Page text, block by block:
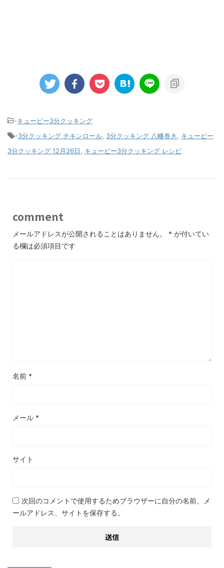
-キューピー3分クッキング
-3分クッキング チキンロール 3分クッキング 八幡巻き
キューピー
3分クッキング 12月26日
キューピー3分クッキング レシピ
comment
メールアドレスが公開されることはありません。 * が付いてい
る欄は必須項目です
名前 *
メール *
サイト
次回のコメントで使用するためブラウザーに自分の名前、メ
ールアドレス、サイトを保存する。